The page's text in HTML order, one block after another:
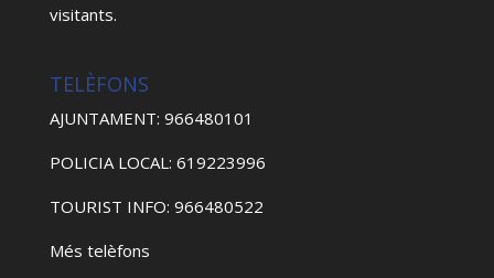
visitants.
TELÈFONS
AJUNTAMENT: 966480101
POLICIA LOCAL: 619223996
TOURIST INFO: 966480522
Més telèfons